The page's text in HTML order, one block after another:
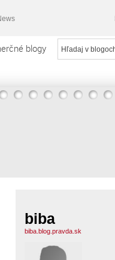
blogy
biba
biba.blog.pravda.sk